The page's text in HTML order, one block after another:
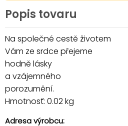
Popis tovaru
Na společné cestě životem
Vám ze srdce přejeme
hodně lásky
a vzájemného
porozumění.
Hmotnosť: 0.02 kg
Adresa výrobcu: